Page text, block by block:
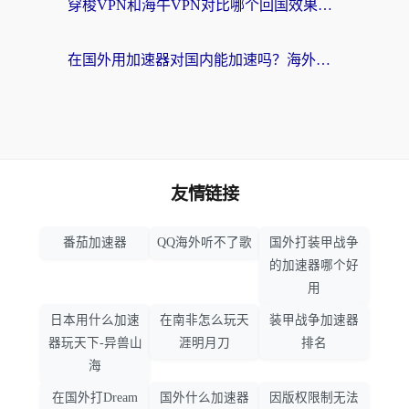
穿梭VPN和海牛VPN对比哪个回国效果更好？海外华人亲测3款热门加速器+避坑指南
在国外用加速器对国内能加速吗？海外党亲测有效的无缝访问指南
友情链接
番茄加速器 QQ海外听不了歌
国外打装甲战争
的加速器哪个好
用
日本用什么加速
器玩天下-异兽山
海
在南非怎么玩天
涯明月刀
装甲战争加速器
排名
在国外打Dream 国外什么加速器 因版权限制无法